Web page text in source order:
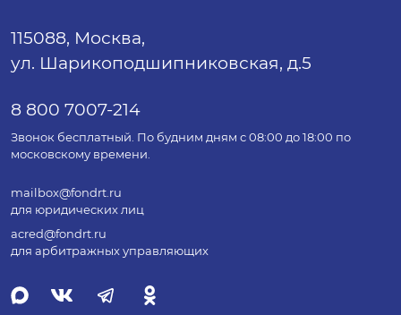
115088, Москва,
ул. Шарикоподшипниковская, д.5
8 800 7007-214
Звонок бесплатный. По будним дням с 08:00 до 18:00 по
московскому времени.
mailbox@fondrt.ru
для юридических лиц
acred@fondrt.ru
для арбитражных управляющих